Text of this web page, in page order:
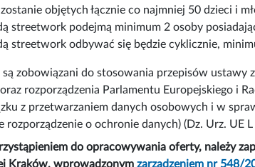
objętych łącznie co najmniej 50 dzieci i
streetwork podejmą minimum 2 osoby
streetwork odbywać się będzie cyklicznie,
zobowiązani do stosowania przepisów ustawy
rozporządzenia Parlamentu Europejskiego i
z przetwarzaniem danych osobowych i w
o ochronie danych) (Dz. Urz. UE
do opracowywania oferty, należy
Kraków, wprowadzonym zarządzeniem nr 548/